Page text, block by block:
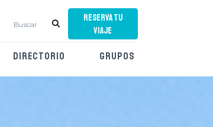
RESERVA TU
VIAJE
DIRECTORIO GRUPOS